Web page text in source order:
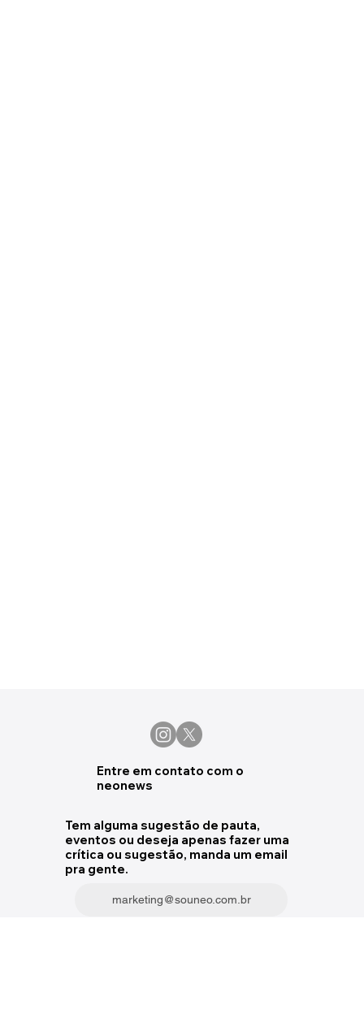
Entre em contato com o
neonews
Tem alguma sugestão de pauta,
eventos ou deseja apenas fazer uma
crítica ou sugestão, manda um email
pra gente.
marketing@souneo.com.br